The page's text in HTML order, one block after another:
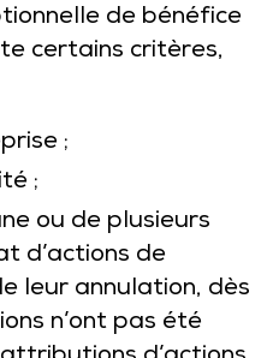
de bénéfice
certains critères,
;
;
ou de plusieurs
d’actions de
leur annulation, dès
n’ont pas été